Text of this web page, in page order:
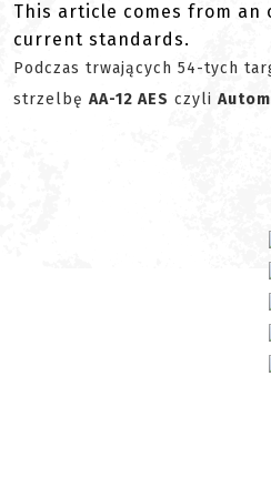
This article comes from
current standards.
Podczas trwających 54-tych
strzelbę AA-12 AES czyli